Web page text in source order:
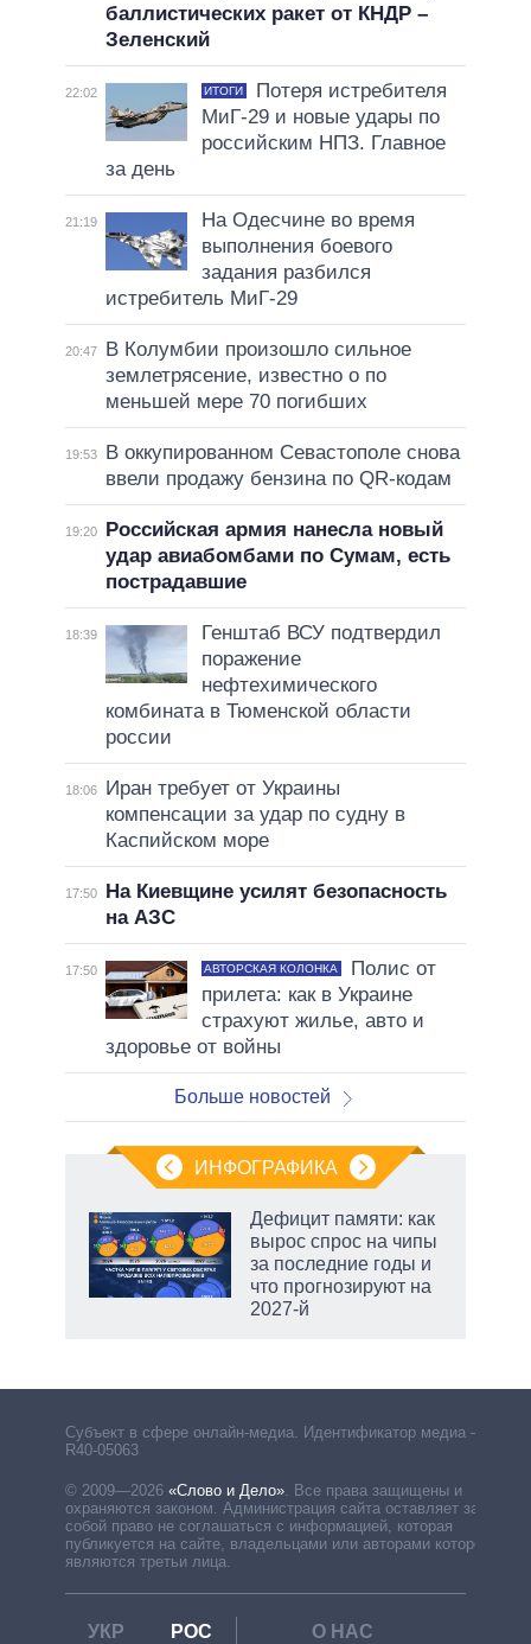
баллистических ракет от КНДР –
Зеленский
22:02 ИТОГИ
Потеря истребителя
МиГ-29 и новые удары по
российским НПЗ. Главное
за день
21:19
На Одесчине во время
выполнения боевого
задания разбился
истребитель МиГ-29
20:47
В Колумбии произошло сильное
землетрясение, известно о по
меньшей мере 70 погибших
19:53
В оккупированном Севастополе снова
ввели продажу бензина по QR-кодам
19:20
Российская армия нанесла новый
удар авиабомбами по Сумам, есть
пострадавшие
18:39
Генштаб ВСУ подтвердил
поражение
нефтехимического
комбината в Тюменской области
россии
18:06
Иран требует от Украины
компенсации за удар по судну в
Каспийском море
17:50
На Киевщине усилят безопасность
на АЗС
17:50 АВТОРСКАЯ КОЛОНКА
Полис от
прилета: как в Украине
страхуют жилье, авто и
здоровье от войны
Больше новостей
ИНФОГРАФИКА
Дефицит памяти: как
вырос спрос на чипы
за последние годы и
что прогнозируют на
2027-й
Субъект в сфере онлайн-медиа. Идентификатор медиа –
R40-05063
© 2009—2026 «Слово и Дело»
Все права защищены и
охраняются законом. Администрация сайта оставляет за
собой право не соглашаться с информацией, которая
публикуется на сайте, владельцами или авторами которой
являются третьи лица.
УКР РОС
О НАС